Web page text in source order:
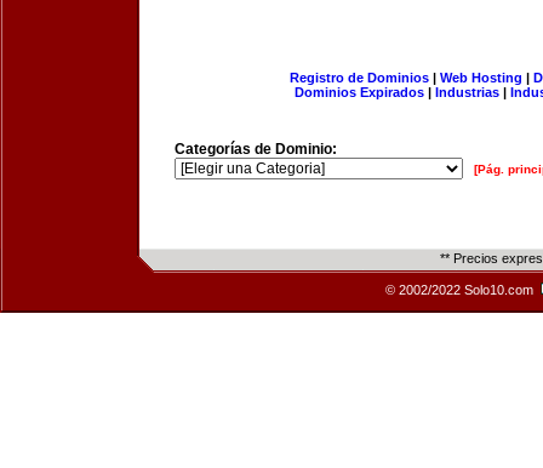
Registro de Dominios| Web Hosting |
Dominios Expirados | Industrias |
Categorías de Dominio:
[Pág.
** Precios
© 2002/2022 Solo10.com